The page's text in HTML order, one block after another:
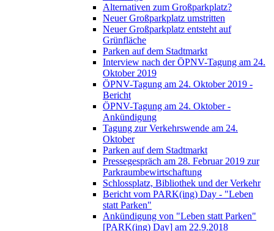
Alternativen zum Großparkplatz?
Neuer Großparkplatz umstritten
Neuer Großparkplatz entsteht auf
Grünfläche
Parken auf dem Stadtmarkt
Interview nach der ÖPNV-Tagung am 24.
Oktober 2019
ÖPNV-Tagung am 24. Oktober 2019 -
Bericht
ÖPNV-Tagung am 24. Oktober -
Ankündigung
Tagung zur Verkehrswende am 24.
Oktober
Parken auf dem Stadtmarkt
Pressegespräch am 28. Februar 2019 zur
Parkraumbewirtschaftung
Schlossplatz, Bibliothek und der Verkehr
Bericht vom PARK(ing) Day - "Leben
statt Parken"
Ankündigung von "Leben statt Parken"
[PARK(ing) Day] am 22.9.2018